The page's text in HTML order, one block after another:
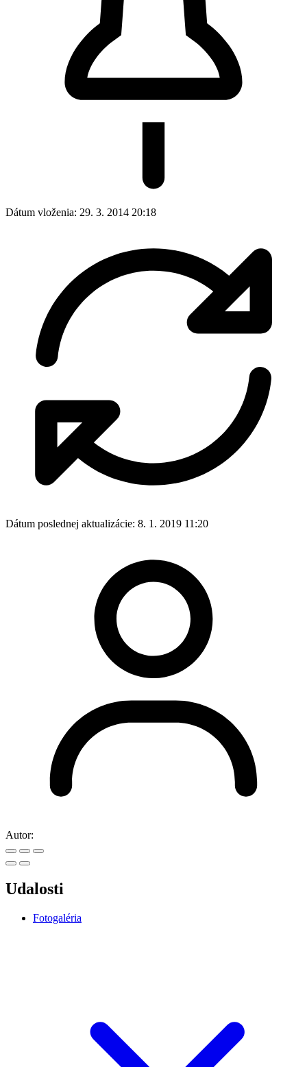
Dátum vloženia: 29. 3. 2014 20:18
Dátum poslednej aktualizácie: 8. 1. 2019 11:20
Autor:
Udalosti
Fotogaléria